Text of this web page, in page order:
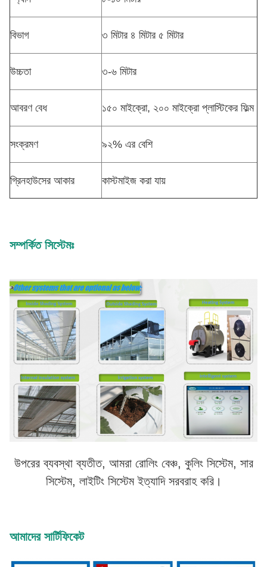
বিভাগ ৩ মিটার ৪ মিটার ৫ মিটার
উচ্চতা ৩-৬ মিটার
আবরণ বেধ ১৫০ মাইক্রো, ২০০ মাইক্রো প্লাস্টিকের ফিল্ম
সংক্রমণ ৯২% এর বেশি
গ্রিনহাউসের আকার কাস্টমাইজ করা যায়
সম্পর্কিত সিস্টেমঃ
উপরের ব্যবস্থা ব্যতীত, আমরা রোলিং বেঞ্চ, কুলিং সিস্টেম, সার
সিস্টেম, লাইটিং সিস্টেম ইত্যাদি সরবরাহ করি।
আমাদের সার্টিফিকেট